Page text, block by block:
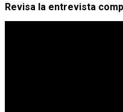
Revisa la entrevista